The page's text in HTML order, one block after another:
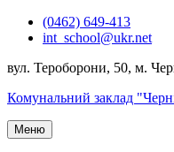
Перейти(0462) 649-413
int_school@ukr.net
вул. Тероборони, 50, м.
Комунальний заклад
Меню